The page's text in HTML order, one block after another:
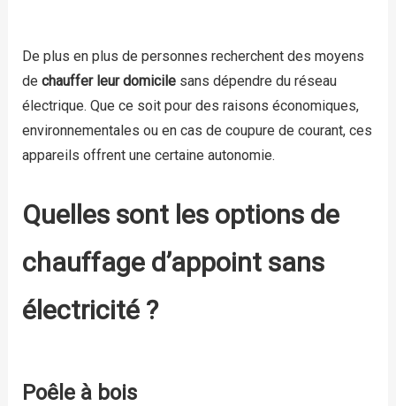
De plus en plus de personnes recherchent des moyens
de chauffer leur domicilesans dépendre du réseau
électrique. Que ce soit pour des raisons économiques,
environnementales ou en cas de coupure de courant, ces
appareils offrent une certaine autonomie.
Quelles sont les options de
chauffage d’appoint sans
électricité ?
Poêle à bois